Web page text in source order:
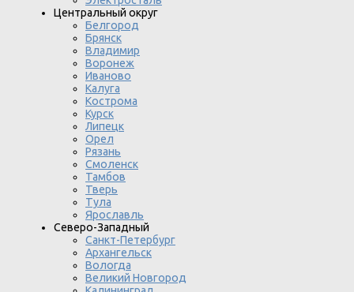
Центральный округ
Белгород
Брянск
Владимир
Воронеж
Иваново
Калуга
Кострома
Курск
Липецк
Орел
Рязань
Смоленск
Тамбов
Тверь
Тула
Ярославль
Северо-Западный
Санкт-Петербург
Архангельск
Вологда
Великий Новгород